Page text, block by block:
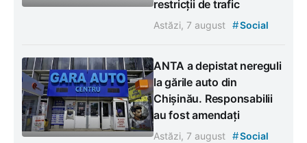
restricții de trafic
Astăzi, 7 august #Social
ANTA a depistat nereguli
la gările auto din
Chișinău. Responsabilii
au fost amendați
Astăzi, 7 august #Social